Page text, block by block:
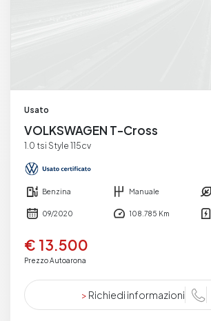
Usato
VOLKSWAGEN T-Cross
1.0 tsi Style 115cv
Benzina Manuale
09/2020 108.785 Km
€ 13.500
Prezzo Autoarona
> Richiedi informazioni